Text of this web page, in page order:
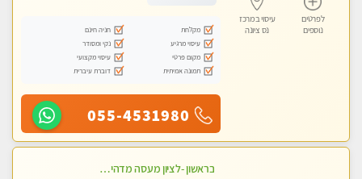
לפרטים
נוספים
עיסוי במרכז
נס ציונה
מקלחת
חניה חינם
עיסוי מרגיע
נקי ומסודר
מקום פרטי
עיסוי מקצועי
תמונה אמיתית
דוברת עיברית
055-4531980
בראשון -לציון מעסה מדהימה ביותר בתל אביב ומומלץ לחלוטין! פרטי! ​​​​​​ Highly recommended